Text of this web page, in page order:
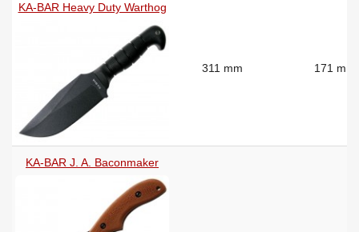
KA-BAR Heavy Duty Warthog
311 mm 171 mm
KA-BAR J. A. Baconmaker